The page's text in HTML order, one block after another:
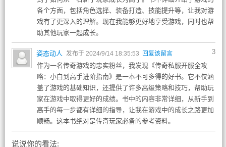
各个方面，包括角色选择、装备打造、技能提升等，让我对游
戏有了更深入的理解。现在我能够更好地享受游戏，同时也帮
助其他玩家一起成长。
3
姿态动人 发布于 2024/9/14 18:35:53 回复该留言
作为一名传奇游戏的忠实粉丝，我发现《传奇私服开服全攻
略：小白到高手进阶指南》是一本不可多得的好书。它不仅涵
盖了游戏的基础知识，还提供了许多高级策略和技巧，帮助玩
家在游戏中取得更好的成绩。书中的内容非常详细，从新手到
高手的每一步都有详细的指导，让我在游戏中的成长之路更加
顺畅。这本书绝对是传奇玩家必备的参考资料。
说说你的看法: